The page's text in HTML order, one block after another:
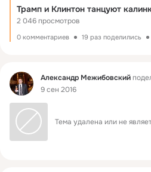
Трамп и Клинтон танцуют
2 046 просмотров
0 комментариев 19 раз поделились
Фид Александр Межибовский
9 сен 2016
Тема удалена или не